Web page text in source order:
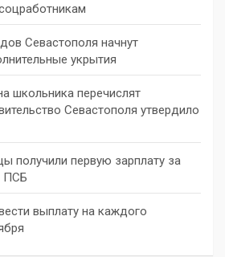
Севастополя начнут
укрытия
школьника перечислят
Севастополя утвердило
получили первую зарплату за
ПСБ
выплату на каждого